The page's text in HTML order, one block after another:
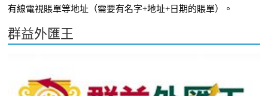
有線電視賬單等地址（需要有名字+地址+日期的賬單）。
群益外匯王